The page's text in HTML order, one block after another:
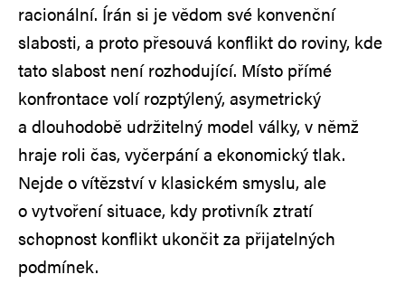
racionální. Írán si je vědom své konvenční
slabosti, a proto přesouvá konflikt do roviny, kde
tato slabost není rozhodující. Místo přímé
konfrontace volí rozptýlený, asymetrický
a dlouhodobě udržitelný model války, v němž
hraje roli čas, vyčerpání a ekonomický tlak.
Nejde o vítězství v klasickém smyslu, ale
o vytvoření situace, kdy protivník ztratí
schopnost konflikt ukončit za přijatelných
podmínek.